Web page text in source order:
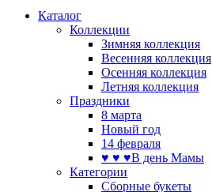
Каталог
Коллекции
Зимняя коллекция
Весенняя коллекция
Осенняя коллекция
Летняя коллекция
Праздники
8 марта
Новый год
14 февраля
♥ ♥ ♥В день Мамы
Категории
Сборные букеты